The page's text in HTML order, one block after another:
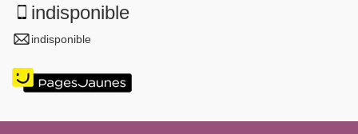
indisponible
indisponible